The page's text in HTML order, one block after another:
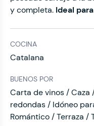
y completa. Ideal
COCINA
Catalana
BUENOS POR
Carta de vinos /
redondas / Idóneo
Romántico / Terraza /